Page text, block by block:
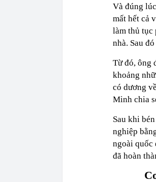
Và đúng
mất hết cả
làm thủ tục
nhà. Sau
Từ đó, ông
khoảng
có dương
Minh chia
Sau khi
nghiệp
ngoài quốc
đã hoàn